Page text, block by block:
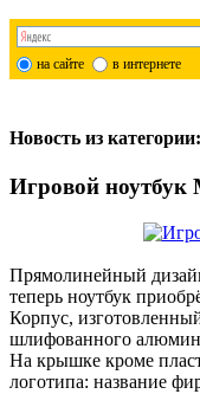
на сайте в интернете
Новость из категории:
Игровой ноутбук
Прямолинейный
теперь ноутбук
Корпус,
шлифованного
На крышке кроме
логотипа: название